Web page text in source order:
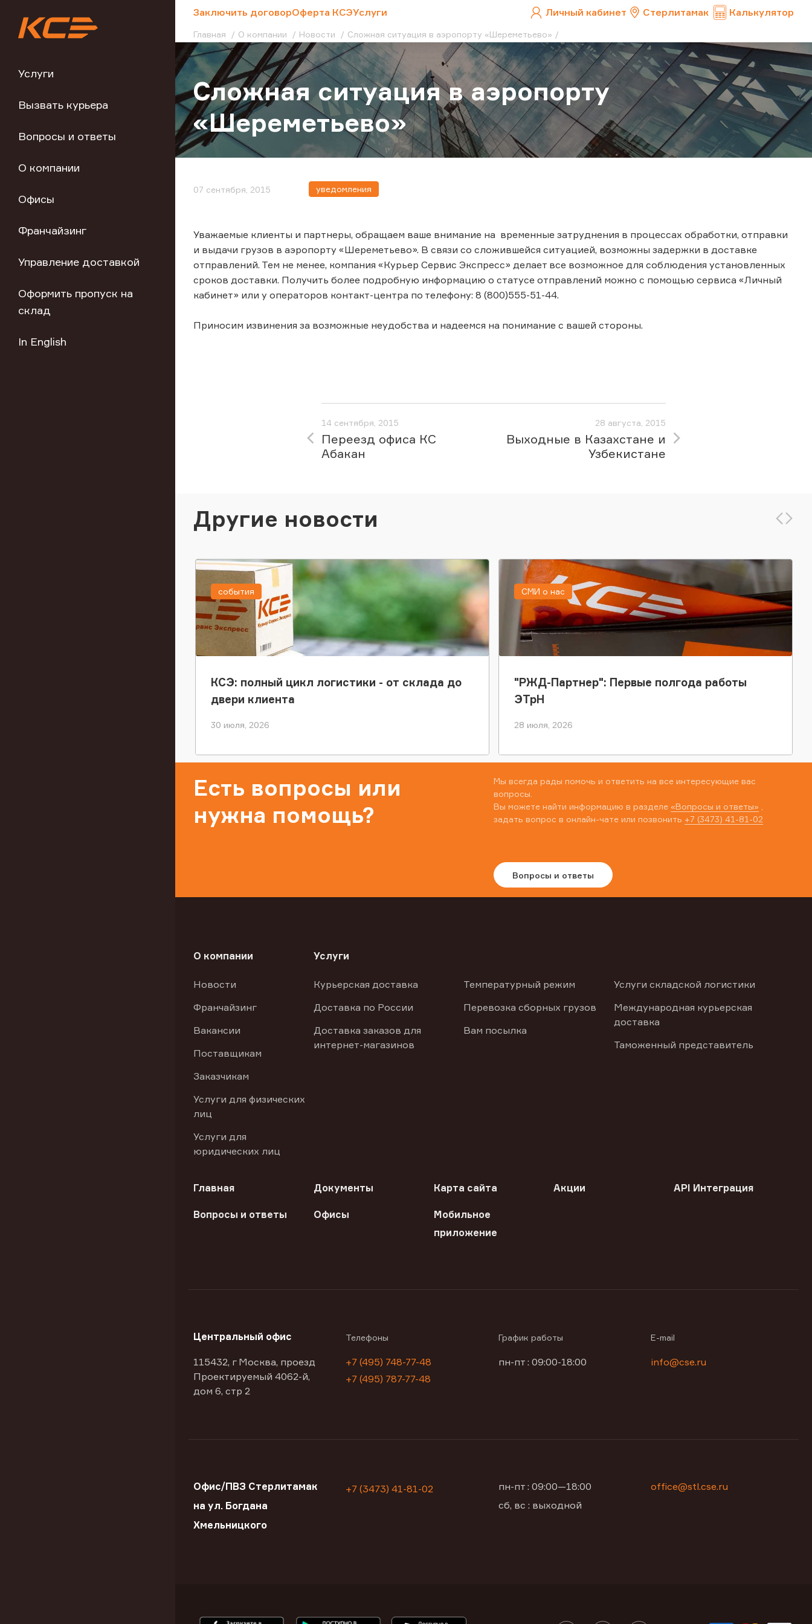
Услуги
Вызвать курьера
Вопросы и ответы
О компании
Офисы
Франчайзинг
Управление доставкой
Оформить пропуск на
склад
In English
Заключить договорОферта КСЭУслуги Личный кабинет Стерлитамак Калькулятор
Главная О компании Новости Сложная ситуация в аэропорту «Шереметьево»
Сложная ситуация в аэропорту
«Шереметьево»
07 сентября, 2015 уведомления
Уважаемые клиенты и партнеры, обращаем ваше внимание на временные затруднения в процессах обработки, отправки
и выдачи грузов в аэропорту «Шереметьево». В связи со сложившейся ситуацией, возможны задержки в доставке
отправлений. Тем не менее, компания «Курьер Сервис Экспресс» делает все возможное для соблюдения установленных
сроков доставки. Получить более подробную информацию о статусе отправлений можно с помощью сервиса «Личный
кабинет» или у операторов контакт-центра по телефону: 8 (800)555-51-44.
Приносим извинения за возможные неудобства и надеемся на понимание с вашей стороны.
14 сентября, 2015
Переезд офиса КС
Абакан
28 августа, 2015
Выходные в Казахстане и
Узбекистане
Другие новости
КСЭ: полный цикл логистики - от склада до
двери клиента
30 июля, 2026
события
"РЖД-Партнер": Первые полгода работы
ЭТрН
28 июля, 2026
СМИ о нас
Есть вопросы или
нужна помощь?
Мы всегда рады помочь и ответить на все интересующие вас
вопросы.
Вы можете найти информацию в разделе «Вопросы и ответы»
задать вопрос в онлайн-чате или позвонить +7 (3473) 41-81-02
Вопросы и ответы
О компании
Новости
Франчайзинг
Вакансии
Поставщикам
Заказчикам
Услуги для физических
лиц
Услуги для
юридических лиц
Услуги
Курьерская доставка
Доставка по России
Доставка заказов для
интернет-магазинов
Температурный режим
Перевозка сборных грузов
Вам посылка
Услуги складской логистики
Международная курьерская
доставка
Таможенный представитель
Главная Документы Карта сайта Акции API Интеграция
Вопросы и ответы Офисы
Мобильное
приложение
Центральный офис
115432, г Москва, проезд
Проектируемый 4062-й,
дом 6, стр 2
Телефоны
+7 (495) 748-77-48
+7 (495) 787-77-48
График работы
пн-пт : 09:00-18:00
E-mail
info@cse.ru
Офис/ПВЗ Стерлитамак
на ул. Богдана
Хмельницкого
+7 (3473) 41-81-02
пн-пт : 09:00—18:00
сб, вс : выходной
office@stl.cse.ru